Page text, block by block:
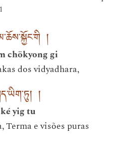
1
།
chökyong gi
dos vidyadhara,
།
yig tu
Terma e visões puras